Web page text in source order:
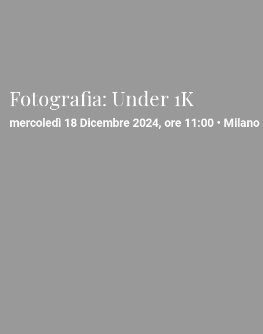
Fotografia: Under 1K
mercoledì 18 Dicembre 2024, ore 11:00 • Milano